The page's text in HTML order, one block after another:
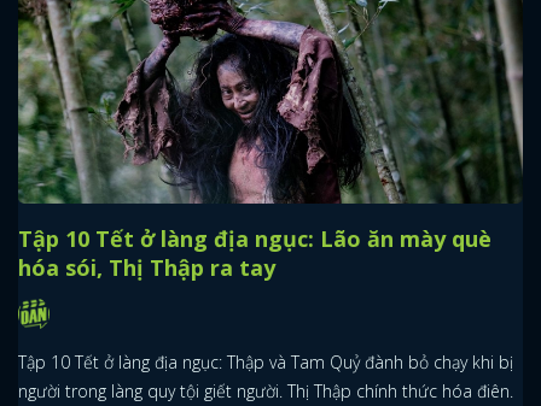
Tập 10 Tết ở làng địa ngục: Lão ăn mày què
hóa sói, Thị Thập ra tay
Tập 10 Tết ở làng địa ngục: Thập và Tam Quỷ đành bỏ chạy khi bị
người trong làng quy tội giết người. Thị Thập chính thức hóa điên.